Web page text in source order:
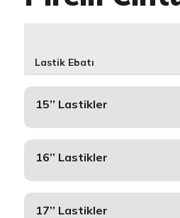
Lastik Ebatı
15’’ Lastikler
16’’ Lastikler
17’’ Lastikler